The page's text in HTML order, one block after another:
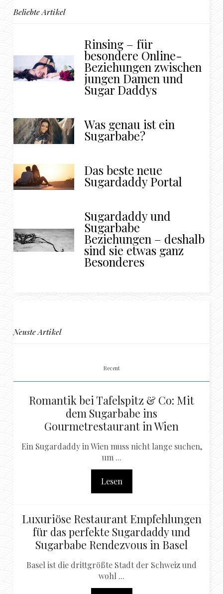
Beliebte Artikel
Rinsing – für
besondere Online-
Beziehungen zwischen
jungen Damen und
Sugar Daddys
Was genau ist ein
Sugarbabe?
Das beste neue
Sugardaddy Portal
Sugardaddy und
Sugarbabe
Beziehungen – deshalb
sind sie etwas ganz
Besonderes
Neuste Artikel
Recent
Romantik bei Tafelspitz & Co: Mit
dem Sugarbabe ins
Gourmetrestaurant in Wien
Ein Sugardaddy in Wien muss nicht lange suchen,
um ...
Lesen
Luxuriöse Restaurant Empfehlungen
für das perfekte Sugardaddy und
Sugarbabe Rendezvous in Basel
Basel ist die drittgrößte Stadt der Schweiz und
wohl ...